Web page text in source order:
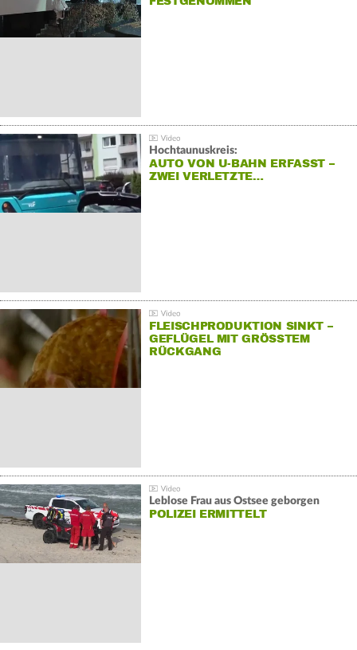
Hochtaunuskreis:
AUTO VON U-BAHN ERFASST –
ZWEI VERLETZTE…
FLEISCHPRODUKTION SINKT –
GEFLÜGEL MIT GRÖSSTEM R
ÜCKGANG
Leblose Frau aus Ostsee geborgen
POLIZEI ERMITTELT